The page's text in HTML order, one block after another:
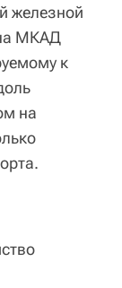
железной
МКАД
к
на